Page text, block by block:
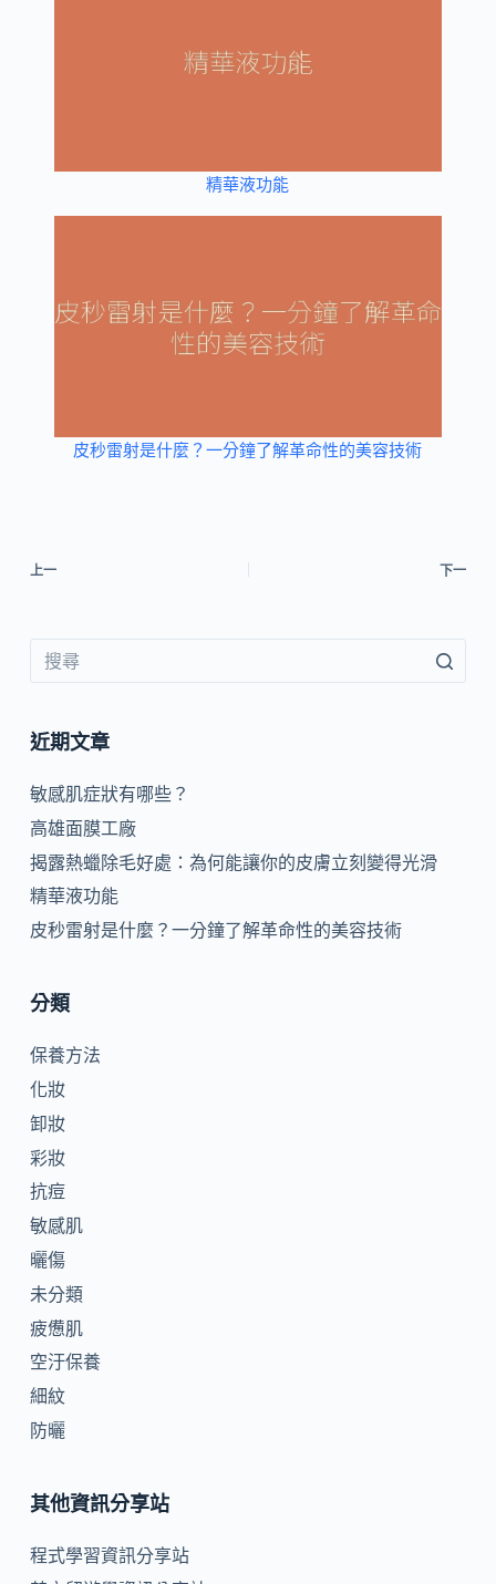
精華液功能
皮秒雷射是什麼？一分鐘了解革命性的美容技術
上一 下一
近期文章
敏感肌症狀有哪些？
高雄面膜工廠
揭露熱蠟除毛好處：為何能讓你的皮膚立刻變得光滑
精華液功能
皮秒雷射是什麼？一分鐘了解革命性的美容技術
分類
保養方法
化妝
卸妝
彩妝
抗痘
敏感肌
曬傷
未分類
疲憊肌
空汙保養
細紋
防曬
其他資訊分享站
程式學習資訊分享站